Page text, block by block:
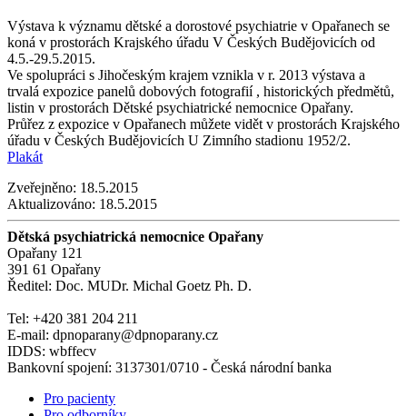
Výstava k významu dětské a dorostové psychiatrie v Opařanech se
koná v prostorách Krajského úřadu V Českých Budějovicích od
4.5.-29.5.2015.
Ve spolupráci s Jihočeským krajem vznikla v r. 2013 výstava a
trvalá expozice panelů dobových fotografií , historických předmětů,
listin v prostorách Dětské psychiatrické nemocnice Opařany.
Průřez z expozice v Opařanech můžete vidět v prostorách Krajského
úřadu v Českých Budějovicích U Zimního stadionu 1952/2.
Plakát
Zveřejněno: 18.5.2015
Aktualizováno: 18.5.2015
Dětská psychiatrická nemocnice Opařany
Opařany 121
391 61 Opařany
Ředitel: Doc. MUDr. Michal Goetz Ph. D.
Tel: +420 381 204 211
E-mail: dpnoparany@dpnoparany.cz
IDDS: wbffecv
Bankovní spojení: 3137301/0710 - Česká národní banka
Pro pacienty